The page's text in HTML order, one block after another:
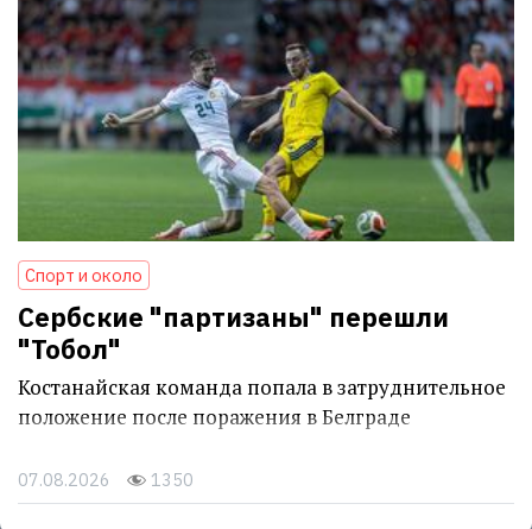
Спорт и около
Сербские "партизаны" перешли
"Тобол"
Костанайская команда попала в затруднительное
положение после поражения в Белграде
07.08.2026 1350